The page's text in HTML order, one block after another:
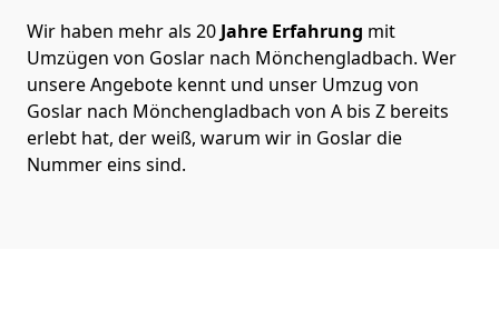
Wir haben mehr als 20 Jahre Erfahrung mit
Umzügen von Goslar nach Mönchen­gladbach. Wer
unsere Angebote kennt und unser Umzug von
Goslar nach Mönchen­gladbach von A bis Z bereits
erlebt hat, der weiß, warum wir in Goslar die
Nummer eins sind.